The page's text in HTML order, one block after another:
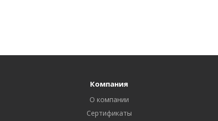
Компания
О компании
Сертификаты